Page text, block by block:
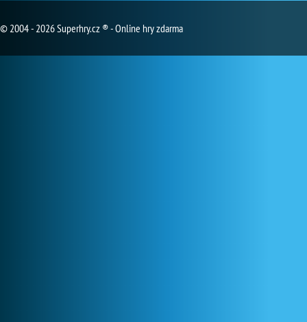
© 2004 - 2026 Superhry.cz ® - Online hry zdarma